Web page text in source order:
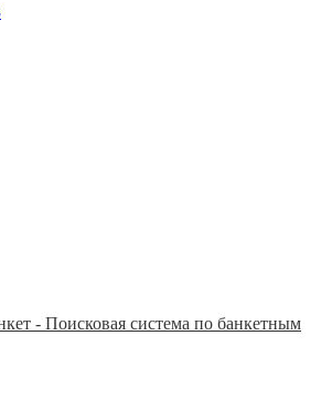
- Поисковая система по банкетным